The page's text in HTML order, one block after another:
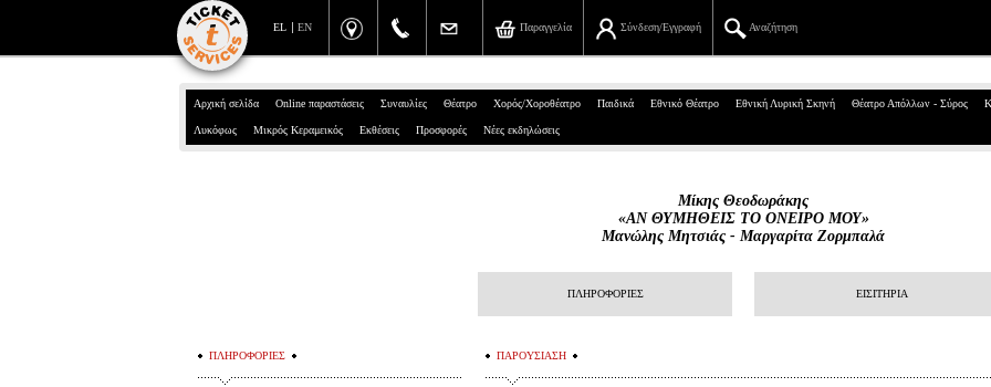
EN
EL Αναζήτηση
Σύνδεση/Εγγραφή
Παραγγελία
Πανεπιστημίου 39, Αθήνα
Αναζήτηση
Σύνδεση/Εγγραφή
Παραγγελία
Αρχική σελίδα Online παραστάσεις Συναυλίες Θέατρο Χορός/Χοροθέατρο Παιδικά Εθνικό Θέατρο Εθνική Λυρική Σκηνή Θέατρο Απόλλων - Σύρος
Λυκόφως Μικρός Κεραμεικός Εκθέσεις Προσφορές Νέες εκδηλώσεις
Μίκης Θεοδωράκης
«ΑΝ ΘΥΜΗΘΕΙΣ ΤΟ ΟΝΕΙΡΟ ΜΟΥ»
Μανώλης Μητσιάς - Μαργαρίτα Ζορμπαλά
ΠΛΗΡΟΦΟΡΙΕΣ ΕΙΣΙΤΗΡΙΑ
ΠΑΡΟΥΣΙΑΣΗ
ΠΛΗΡΟΦΟΡΙΕΣ